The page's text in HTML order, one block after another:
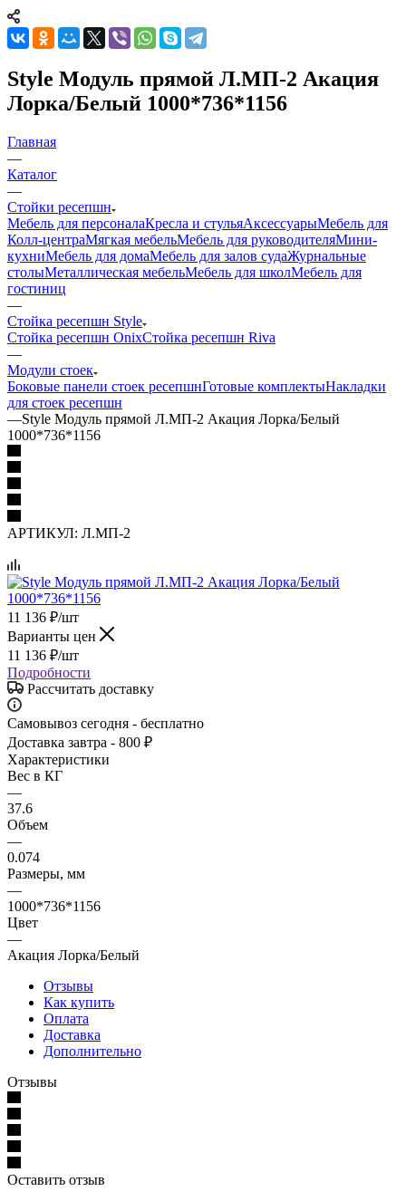
Style Модуль прямой Л.МП-2 Акация
Лорка/Белый 1000*736*1156
Главная
—
Каталог
—
Стойки ресепшн
Мебель для персоналаКресла и стульяАксессуарыМебель для
Колл-центраМягкая мебельМебель для руководителяМини-
кухниМебель для домаМебель для залов судаЖурнальные
столыМеталлическая мебельМебель для школМебель для
гостиниц
—
Стойка ресепшн Style
Стойка ресепшн OnixСтойка ресепшн Riva
—
Модули стоек
Боковые панели стоек ресепшнГотовые комплектыНакладки
для стоек ресепшн
—Style Модуль прямой Л.МП-2 Акация Лорка/Белый
1000*736*1156
АРТИКУЛ: Л.МП-2
11 136 ₽/шт
Варианты цен
11 136 ₽/шт
Подробности
Рассчитать доставку
Самовывоз сегодня - бесплатно
Доставка завтра - 800 ₽
Характеристики
Вес в КГ
—
37.6
Объем
—
0.074
Размеры, мм
—
1000*736*1156
Цвет
—
Акация Лорка/Белый
Отзывы
Как купить
Оплата
Доставка
Дополнительно
Отзывы
Оставить отзыв